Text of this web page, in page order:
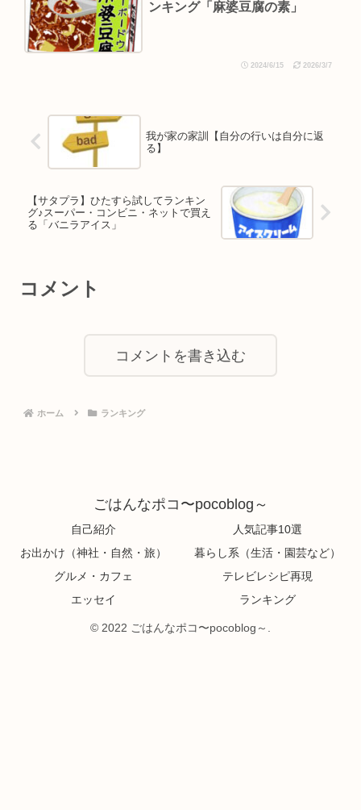
ンキング「麻婆豆腐の素」
2024/6/15 2026/3/7
我が家の家訓【自分の行いは自分に返
る】
【サタプラ】ひたすら試してランキン
グ♪スーパー・コンビニ・ネットで買え
る「バニラアイス」
コメント
コメントを書き込む
ホーム ランキング
ごはんなポコ〜pocoblog～
自己紹介
人気記事10選
お出かけ（神社・自然・旅）
暮らし系（生活・園芸など）
グルメ・カフェ
テレビレシピ再現
エッセイ
ランキング
© 2022 ごはんなポコ〜pocoblog～.